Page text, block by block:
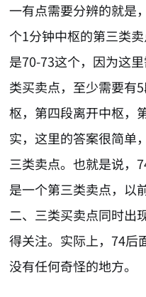
一有点需要分辨的就是
个1分钟中枢的第三类
是70-73这个，因为这
类买卖点，至少需要有
枢，第四段离开中枢，
实，这里的答案很简单
三类卖点。也就是说，
是一个第三类卖点，以
二、三类买卖点同时出
得关注。实际上，74后
没有任何奇怪的地方。